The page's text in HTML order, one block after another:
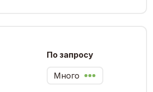
По запросу
Много